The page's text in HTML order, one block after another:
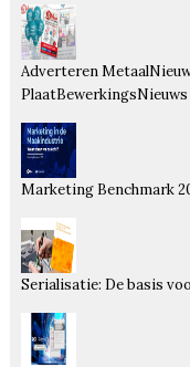
Adverteren
PlaatBewerkingsNieuws
Marketing Benchmark
Serialisatie: De basis